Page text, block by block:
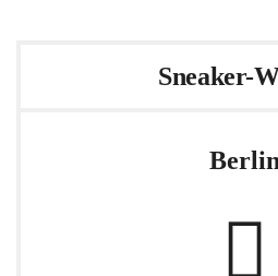
Sneaker-
Berlin